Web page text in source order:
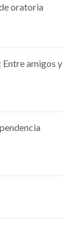
oratoria
amigos y